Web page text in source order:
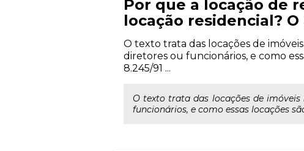
Por que a locação de
locação residencial? O
O texto trata das locações de
diretores ou funcionários, e como
8.245/91 ...
O texto trata das locações de
funcionários, e como essas locações